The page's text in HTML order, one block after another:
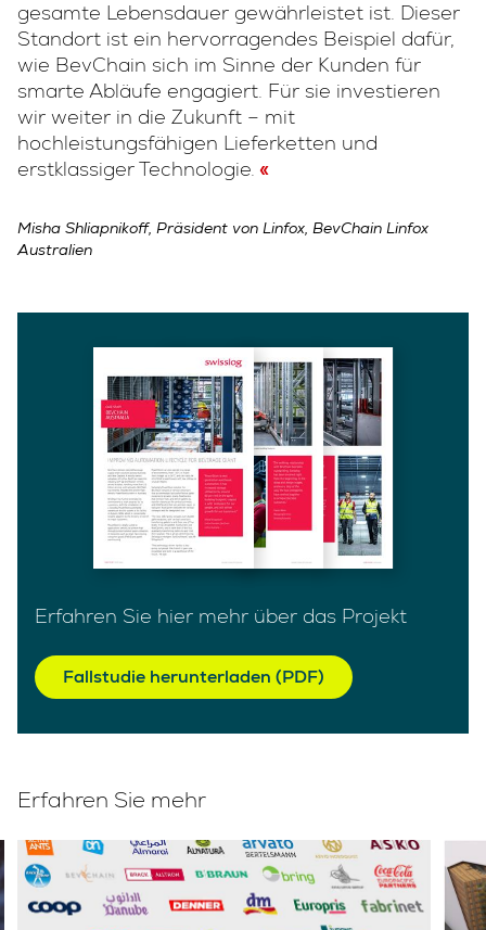
gesamte Lebensdauer gewährleistet ist. Dieser
Standort ist ein hervorragendes Beispiel dafür,
wie BevChain sich im Sinne der Kunden für
smarte Abläufe engagiert. Für sie investieren
wir weiter in die Zukunft – mit
hochleistungsfähigen Lieferketten und
erstklassiger Technologie.
Misha Shliapnikoff, Präsident von Linfox, BevChain Linfox
Australien
Erfahren Sie hier mehr über das Projekt
Fallstudie herunterladen (PDF)
Erfahren Sie mehr